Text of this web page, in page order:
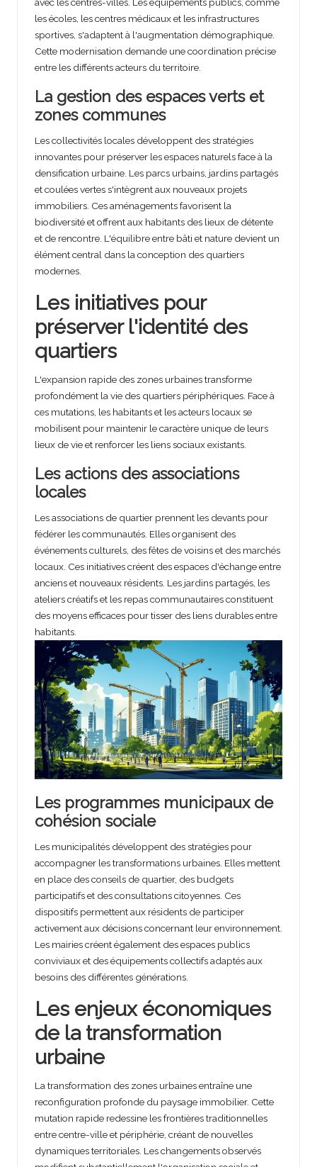
les écoles, les centres médicaux et les infrastructures
sportives, s'adaptent à l'augmentation démographique.
Cette modernisation demande une coordination précise
entre les différents acteurs du territoire.
La gestion des espaces verts et
zones communes
Les collectivités locales développent des stratégies
innovantes pour préserver les espaces naturels face à la
densification urbaine. Les parcs urbains, jardins partagés
et coulées vertes s'intègrent aux nouveaux projets
immobiliers. Ces aménagements favorisent la
biodiversité et offrent aux habitants des lieux de détente
et de rencontre. L'équilibre entre bâti et nature devient un
élément central dans la conception des quartiers
modernes.
Les initiatives pour
préserver l'identité des
quartiers
L'expansion rapide des zones urbaines transforme
profondément la vie des quartiers périphériques. Face à
ces mutations, les habitants et les acteurs locaux se
mobilisent pour maintenir le caractère unique de leurs
lieux de vie et renforcer les liens sociaux existants.
Les actions des associations
locales
Les associations de quartier prennent les devants pour
fédérer les communautés. Elles organisent des
événements culturels, des fêtes de voisins et des marchés
locaux. Ces initiatives créent des espaces d'échange entre
anciens et nouveaux résidents. Les jardins partagés, les
ateliers créatifs et les repas communautaires constituent
des moyens efficaces pour tisser des liens durables entre
habitants.
Les programmes municipaux de
cohésion sociale
Les municipalités développent des stratégies pour
accompagner les transformations urbaines. Elles mettent
en place des conseils de quartier, des budgets
participatifs et des consultations citoyennes. Ces
dispositifs permettent aux résidents de participer
activement aux décisions concernant leur environnement.
Les mairies créent également des espaces publics
conviviaux et des équipements collectifs adaptés aux
besoins des différentes générations.
Les enjeux économiques
de la transformation
urbaine
La transformation des zones urbaines entraîne une
reconfiguration profonde du paysage immobilier. Cette
mutation rapide redessine les frontières traditionnelles
entre centre-ville et périphérie, créant de nouvelles
dynamiques territoriales. Les changements observés